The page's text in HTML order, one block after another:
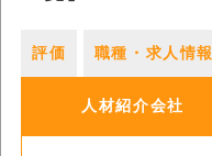
評価 職種・求人情報
人材紹介会社